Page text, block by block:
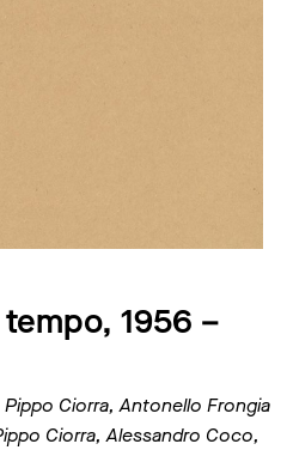
1956 –
Ciorra, Antonello Frongia
Ciorra, Alessandro Coco,